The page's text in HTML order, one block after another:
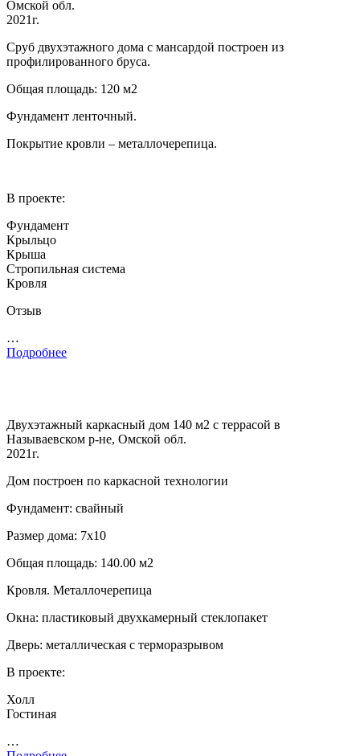
Омской обл.
2021г.
Сруб двухэтажного дома с мансардой построен из
профилированного бруса.
Общая площадь: 120 м2
Фундамент ленточный.
Покрытие кровли – металлочерепица.
В проекте:
Фундамент
Крыльцо
Крыша
Стропильная система
Кровля
Отзыв
…
Подробнее
Двухэтажный каркасный дом 140 м2 с террасой в
Называевском р-не, Омской обл.
2021г.
Дом построен по каркасной технологии
Фундамент: свайный
Размер дома: 7х10
Общая площадь: 140.00 м2
Кровля. Металлочерепица
Окна: пластиковый двухкамерный стеклопакет
Дверь: металлическая с терморазрывом
В проекте:
Холл
Гостиная
…